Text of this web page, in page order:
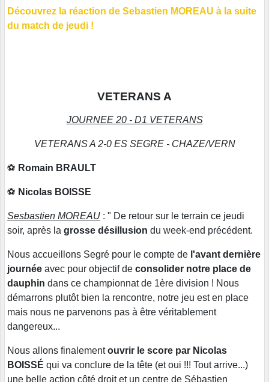
Découvrez la réaction de Sebastien MOREAU à la suite
du match de jeudi !
VETERANS A
JOURNEE 20 - D1 VETERANS
VETERANS A 2-0 ES SEGRE - CHAZE/VERN
⚽ Romain BRAULT
⚽ Nicolas BOISSE
Sesbastien MOREAU : " De retour sur le terrain ce jeudi
soir, après la grosse désillusion du week-end précédent.
Nous accueillons Segré pour le compte de l'avant dernière
journée avec pour objectif de consolider notre place de
dauphin dans ce championnat de 1ère division ! Nous
démarrons plutôt bien la rencontre, notre jeu est en place
mais nous ne parvenons pas à être véritablement
dangereux...
Nous allons finalementouvrir le score par Nicolas
BOISSÉ qui va conclure de la tête (et oui !!! Tout arrive...)
une belle action côté droit et un centre de Sébastien